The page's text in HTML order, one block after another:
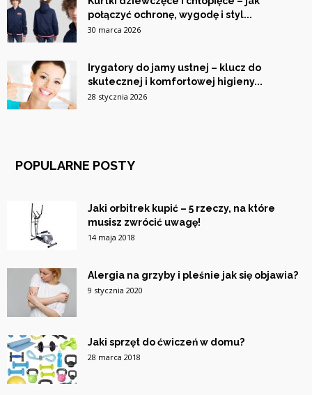
połączyć ochronę, wygodę i styl...
30 marca 2026
Irygatory do jamy ustnej – klucz do
skutecznej i komfortowej higieny...
28 stycznia 2026
POPULARNE POSTY
Jaki orbitrek kupić – 5 rzeczy, na które
musisz zwrócić uwagę!
14 maja 2018
Alergia na grzyby i pleśnie jak się objawia?
9 stycznia 2020
Jaki sprzęt do ćwiczeń w domu?
28 marca 2018